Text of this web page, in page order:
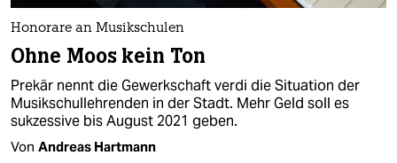
Honorare an Musikschulen
Ohne Moos kein Ton
Prekär nennt die Gewerkschaft verdi die Situation der
Musikschullehrenden in der Stadt. Mehr Geld soll es
sukzessive bis August 2021 geben.
Von Andreas Hartmann